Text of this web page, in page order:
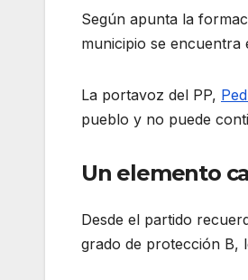
Según apunta la
municipio se encuentra
La portavoz del PP,
pueblo y no puede
Un elemento
Desde el partido
grado de protección B,